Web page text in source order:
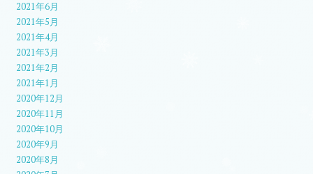
2021年6月
2021年5月
2021年4月
2021年3月
2021年2月
2021年1月
2020年12月
2020年11月
2020年10月
2020年9月
2020年8月